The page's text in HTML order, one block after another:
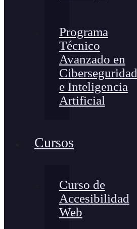
Programa
Técnico
Avanzado en
Ciberseguridad
e Inteligencia
Artificial
Cursos
Curso de
Accesibilidad
Web